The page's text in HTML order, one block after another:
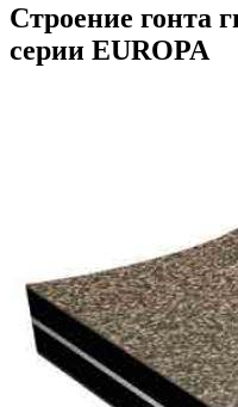
Строение гонта
серии EUROPA